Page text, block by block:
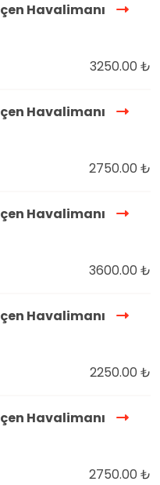
Havalimanı
3250.00 ₺
Havalimanı
2750.00 ₺
Havalimanı
3600.00 ₺
Havalimanı
2250.00 ₺
Havalimanı
2750.00 ₺